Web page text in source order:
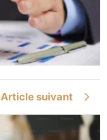
Article suivant